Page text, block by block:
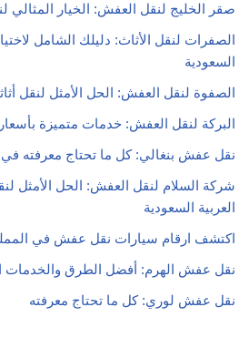
صقر الخليج لنقل العفش: الخيار المثالي
الصفرات لنقل الأثاث: دليلك الشامل
السعودية
الصفوة لنقل العفش: الحل الأمثل لنقل
البركة لنقل العفش: خدمات متميزة
نقل عفش بنغالي: كل ما تحتاج معرفته في
شركة السلام لنقل العفش: الحل الأمثل
العربية السعودية
اكتشف ارقام سيارات نقل عفش في
نقل عفش الهرم: أفضل الطرق والخدمات
نقل عفش لوري: كل ما تحتاج معرفته